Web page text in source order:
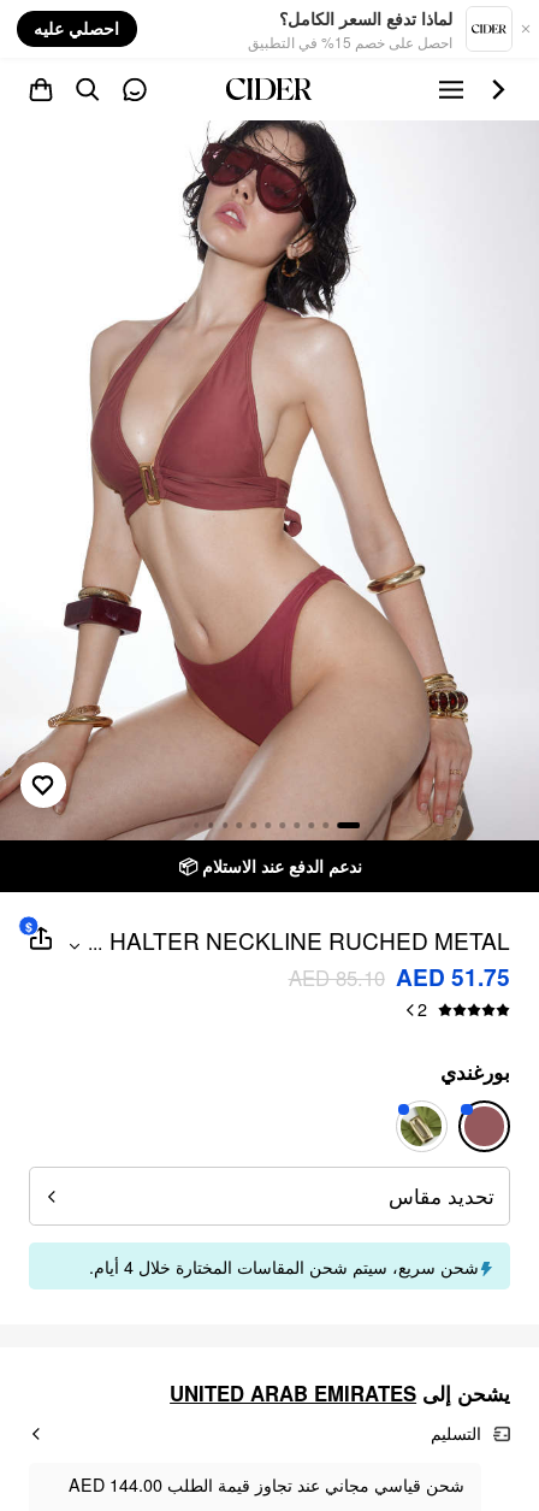
لماذا تدفع السعر الكامل؟
احصل على خصم 15% في التطبيق
احصلي عليه
HALTER NECKLINE RUCHED METAL
DETAIL BIKINI SET
...
AED 51.75
AED 85.10
2
$
بورغندي
تحديد مقاس
شحن سريع، سيتم شحن المقاسات المختارة خلال 4 أيام.
يشحن إلى UNITED ARAB EMIRATES
التسليم
شحن قياسي مجاني عند تجاوز قيمة الطلب AED 144.00